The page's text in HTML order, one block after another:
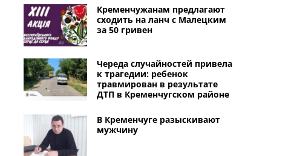
Кременчужанам предлагают
сходить на ланч с Малецким
за 50 гривен
Череда случайностей привела
к трагедии: ребенок
травмирован в результате
ДТП в Кременчугском районе
В Кременчуге разыскивают
мужчину